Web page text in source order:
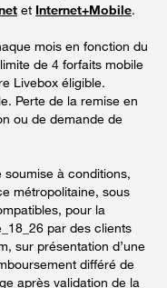
et Internet+Mobile.
mois en fonction du
de 4 forfaits mobile
Livebox éligible.
Perte de la remise en
ou de demande de
soumise à conditions,
métropolitaine, sous
pour la
par des clients
sur présentation d’une
différé de
après validation de la